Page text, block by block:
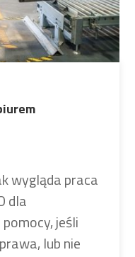
wygląda praca
dla
jeśli
lub nie